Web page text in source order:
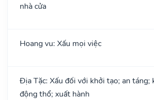
nhà cửa
Hoang vu: Xấu mọi việc
Địa Tặc: Xấu đối với khởi tạo; an táng;
động thổ; xuất hành